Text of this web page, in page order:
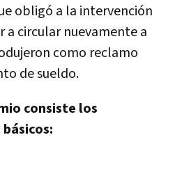
obligó a la intervención
a circular nuevamente a
como reclamo
de sueldo.
consiste los